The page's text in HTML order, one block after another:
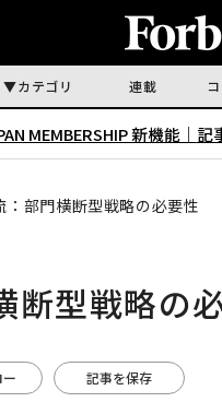
カテゴリ 連載
MEMBERSHIP 新機能｜ 記
部門横断型戦略の必要性
断型戦略の
記事を保存